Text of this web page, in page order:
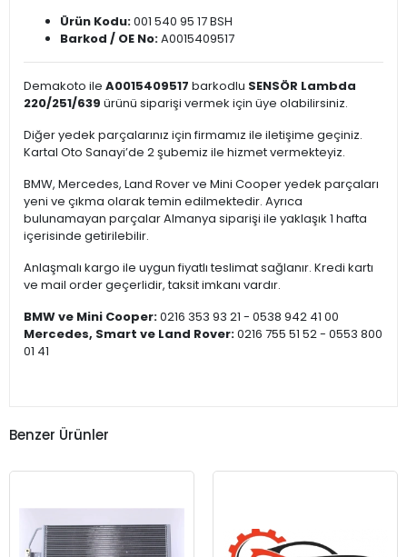
Ürün Kodu:001 540 95 17 BSH
Barkod / OE No:A0015409517
Demakoto ile A0015409517 barkodlu SENSÖR Lambda
220/251/639 ürünü siparişi vermek için üye olabilirsiniz.
Diğer yedek parçalarınız için firmamız ile iletişime geçiniz.
Kartal Oto Sanayi’de 2 şubemiz ile hizmet vermekteyiz.
BMW, Mercedes, Land Rover ve Mini Cooper yedek parçaları
yeni ve çıkma olarak temin edilmektedir. Ayrıca
bulunamayan parçalar Almanya siparişi ile yaklaşık 1 hafta
içerisinde getirilebilir.
Anlaşmalı kargo ile uygun fiyatlı teslimat sağlanır. Kredi kartı
ve mail order geçerlidir, taksit imkanı vardır.
BMW ve Mini Cooper:0216 353 93 21 - 0538 942 41 00
Mercedes, Smart ve Land Rover:0216 755 51 52 - 0553 800
01 41
Benzer Ürünler